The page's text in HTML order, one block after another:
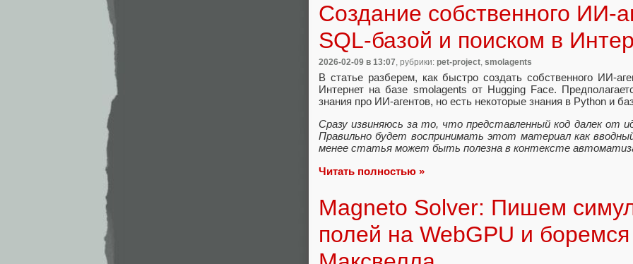
Создание собственного ИИ-
SQL-базой и поиском в
2026-02-09 в 13:07 , рубрики: pet-project smolagents
В статье разберем, как быстро создать собственного ИИ-
Интернет на базе smolagents от Hugging Face.
знания про ИИ-агентов, но есть некоторые знания в Python и
Сразу извиняюсь за то, что представленный код далек от
Правильно будет воспринимать этот материал как
менее статья может быть полезна в контексте
Читать полностью »
Magneto Solver: Пишем
полей на WebGPU и